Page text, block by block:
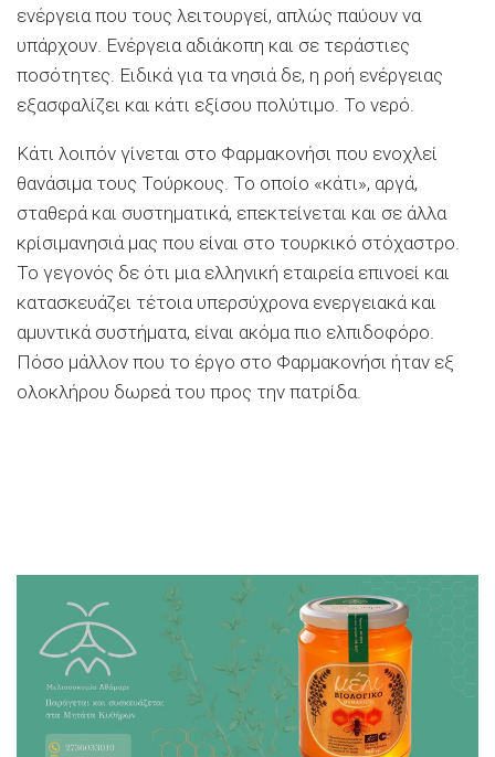
ενέργεια που τους λειτουργεί, απλώς παύουν να
υπάρχουν. Ενέργεια αδιάκοπη και σε τεράστιες
ποσότητες. Ειδικά για τα νησιά δε, η ροή ενέργειας
εξασφαλίζει και κάτι εξίσου πολύτιμο. Το νερό.
Κάτι λοιπόν γίνεται στο Φαρμακονήσι που ενοχλεί
θανάσιμα τους Τούρκους. Το οποίο «κάτι», αργά,
σταθερά και συστηματικά, επεκτείνεται και σε άλλα
κρίσιμανησιά μας που είναι στο τουρκικό στόχαστρο.
Το γεγονός δε ότι μια ελληνική εταιρεία επινοεί και
κατασκευάζει τέτοια υπερσύχρονα ενεργειακά και
αμυντικά συστήματα, είναι ακόμα πιο ελπιδοφόρο.
Πόσο μάλλον που το έργο στο Φαρμακονήσι ήταν εξ
ολοκλήρου δωρεά του προς την πατρίδα.